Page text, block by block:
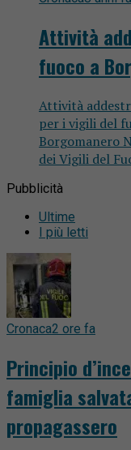
Attività
fuoco a
Attività
per i vigili del
Borgomanero
dei Vigili del
Pubblicità
Ultime
I più letti
Cronaca2 ore fa
Principio
famiglia
propagassero